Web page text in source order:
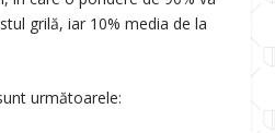
grilă, iar 10% media de la
următoarele: